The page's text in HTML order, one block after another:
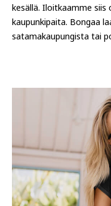
kesällä. Iloitkaamme siis
kaupunkipaita. Bongaa
satamakaupungista tai